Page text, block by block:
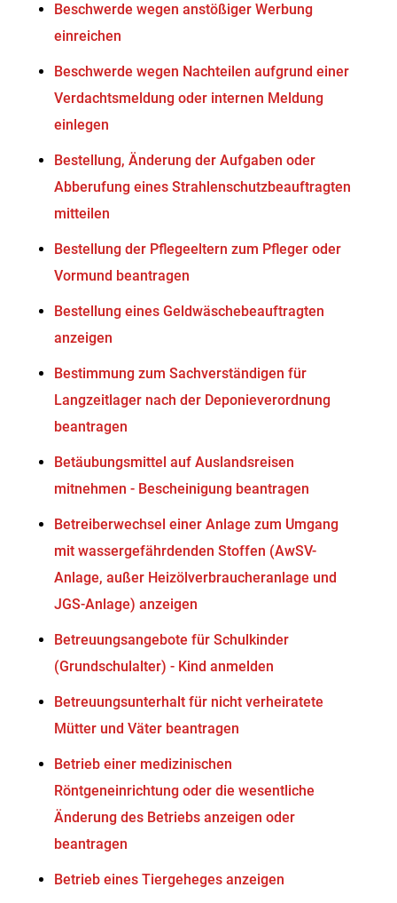
Beschwerde wegen anstößiger Werbung
einreichen
Beschwerde wegen Nachteilen aufgrund einer
Verdachtsmeldung oder internen Meldung
einlegen
Bestellung, Änderung der Aufgaben oder
Abberufung eines Strahlenschutzbeauftragten
mitteilen
Bestellung der Pflegeeltern zum Pfleger oder
Vormund beantragen
Bestellung eines Geldwäschebeauftragten
anzeigen
Bestimmung zum Sachverständigen für
Langzeitlager nach der Deponieverordnung
beantragen
Betäubungsmittel auf Auslandsreisen
mitnehmen - Bescheinigung beantragen
Betreiberwechsel einer Anlage zum Umgang
mit wassergefährdenden Stoffen (AwSV-
Anlage, außer Heizölverbraucheranlage und
JGS-Anlage) anzeigen
Betreuungsangebote für Schulkinder
(Grundschulalter) - Kind anmelden
Betreuungsunterhalt für nicht verheiratete
Mütter und Väter beantragen
Betrieb einer medizinischen
Röntgeneinrichtung oder die wesentliche
Änderung des Betriebs anzeigen oder
beantragen
Betrieb eines Tiergeheges anzeigen